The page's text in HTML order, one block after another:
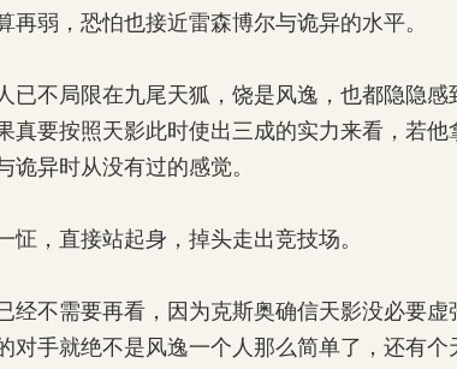
再弱，恐怕也接近雷森博尔与诡异的水平。
不局限在九尾天狐，饶是风逸，也都隐隐感
真要按照天影此时使出三成的实力来看，若
诡异时从没有过的感觉。
，直接站起身，掉头走出竞技场。
不需要再看，因为克斯奥确信天影没必要虚
对手就绝不是风逸一个人那么简单了，还有个